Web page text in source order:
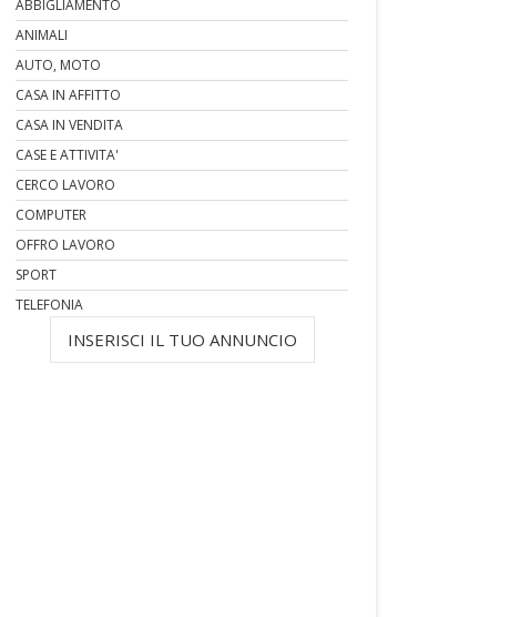
ABBIGLIAMENTO
ANIMALI
AUTO, MOTO
CASA IN AFFITTO
CASA IN VENDITA
CASE E ATTIVITA'
CERCO LAVORO
COMPUTER
OFFRO LAVORO
SPORT
TELEFONIA
INSERISCI IL TUO ANNUNCIO